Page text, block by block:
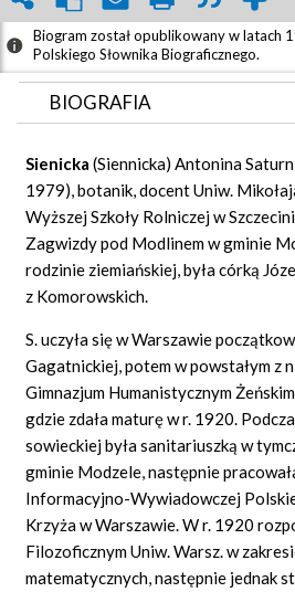
Biogram został opublikowany w latach
Polskiego Słownika Biograficznego.
BIOGRAFIA
GRAF POWIĄZAŃ
DYSKUSJA
Mapa
Sienicka (Siennicka) Antonina
1979), botanik, docent Uniw.
Wyższej Szkoły Rolniczej w
Zagwizdy pod Modlinem w gminie
rodzinie ziemiańskiej, była córką
z Komorowskich.
S. uczyła się w Warszawie
Gagatnickiej, potem w powstałym z
Gimnazjum Humanistycznym
gdzie zdała maturę w r. 1920.
sowieckiej była sanitariuszką w
gminie Modzele, następnie
Informacyjno-Wywiadowczej
Krzyża w Warszawie. W r. 1920
Filozoficznym Uniw. Warsz. w
matematycznych, następnie jednak